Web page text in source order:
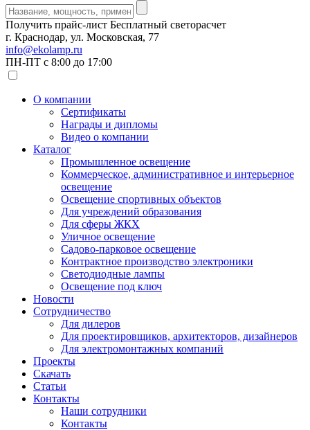
Получить прайс-лист Бесплатный светорасчет
г. Краснодар, ул. Московская, 77
info@ekolamp.ru
ПН-ПТ с 8:00 до 17:00
О компании
Сертификаты
Награды и дипломы
Видео о компании
Каталог
Промышленное освещение
Коммерческое, административное и интерьерное
освещение
Освещение спортивных объектов
Для учреждений образования
Для сферы ЖКХ
Уличное освещение
Садово-парковое освещение
Контрактное производство электроники
Светодиодные лампы
Освещение под ключ
Новости
Сотрудничество
Для дилеров
Для проектировщиков, архитекторов, дизайнеров
Для электромонтажных компаний
Проекты
Скачать
Статьи
Контакты
Наши сотрудники
Контакты